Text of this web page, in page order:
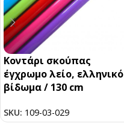
Κοντάρι σκούπας
έγχρωμο λείο, ελληνικό
βίδωμα / 130 cm
SKU: 109-03-029